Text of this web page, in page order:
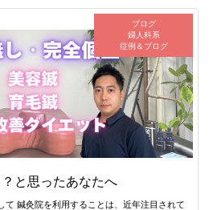
ブログ
婦人科系
症例＆ブログ
と思ったあなたへ
て 鍼灸院を利用することは、近年注目されて